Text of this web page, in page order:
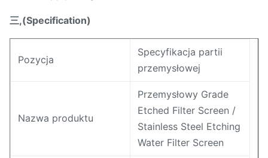
三,(Specification)
Pozycja
Specyfikacja partii
przemysłowej
Nazwa produktu
Przemysłowy Grade
Etched Filter Screen /
Stainless Steel Etching
Water Filter Screen